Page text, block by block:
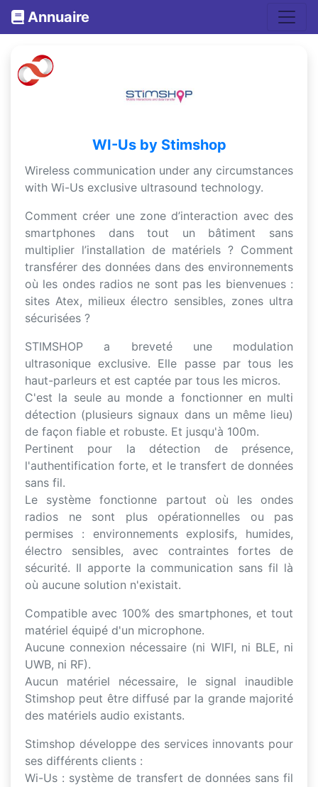
Annuaire
WI-Us by Stimshop
Wireless communication under any circumstances
with Wi-Us exclusive ultrasound technology.
Comment créer une zone d’interaction avec des
smartphones dans tout un bâtiment sans
multiplier l’installation de matériels ? Comment
transférer des données dans des environnements
où les ondes radios ne sont pas les bienvenues :
sites Atex, milieux électro sensibles, zones ultra
sécurisées ?
STIMSHOP a breveté une modulation
ultrasonique exclusive. Elle passe par tous les
haut-parleurs et est captée par tous les micros.
C'est la seule au monde a fonctionner en multi
détection (plusieurs signaux dans un même lieu)
de façon fiable et robuste. Et jusqu'à 100m.
Pertinent pour la détection de présence,
l'authentification forte, et le transfert de données
sans fil.
Le système fonctionne partout où les ondes
radios ne sont plus opérationnelles ou pas
permises : environnements explosifs, humides,
électro sensibles, avec contraintes fortes de
sécurité. Il apporte la communication sans fil là
où aucune solution n'existait.
Compatible avec 100% des smartphones, et tout
matériel équipé d'un microphone.
Aucune connexion nécessaire (ni WIFI, ni BLE, ni
UWB, ni RF).
Aucun matériel nécessaire, le signal inaudible
Stimshop peut être diffusé par la grande majorité
des matériels audio existants.
Stimshop développe des services innovants pour
ses différents clients :
Wi-Us : système de transfert de données sans fil